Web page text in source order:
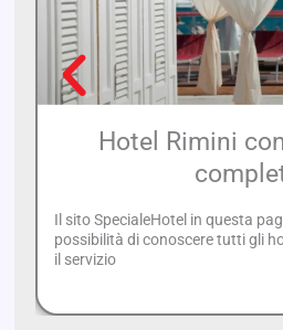
Hotel Rimini
Il sito SpecialeHotel in questa
possibilità di conoscere tutti gli
il servizio